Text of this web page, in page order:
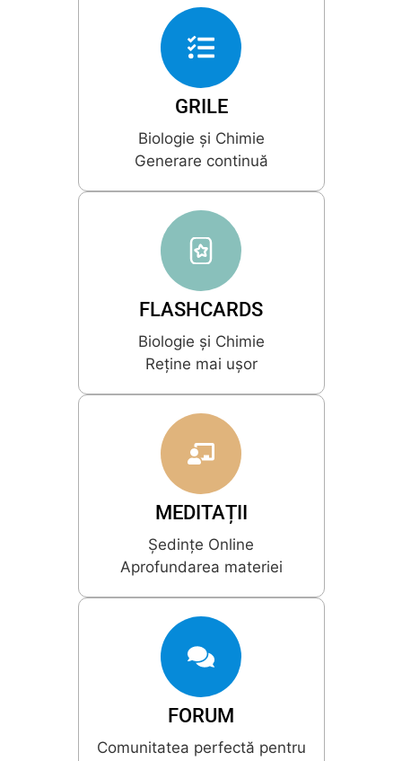
GRILE
Biologie și Chimie
Generare continuă
FLASHCARDS
Biologie și Chimie
Reține mai ușor
MEDITAȚII
Ședințe Online
Aprofundarea materiei
FORUM
Comunitatea perfectă pentru